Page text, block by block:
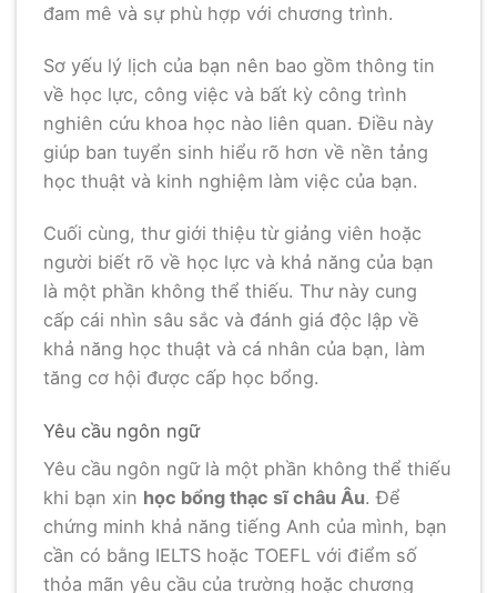
đam mê và sự phù hợp với chương trình.
Sơ yếu lý lịch của bạn nên bao gồm thông tin
về học lực, công việc và bất kỳ công trình
nghiên cứu khoa học nào liên quan. Điều này
giúp ban tuyển sinh hiểu rõ hơn về nền tảng
học thuật và kinh nghiệm làm việc của bạn.
Cuối cùng, thư giới thiệu từ giảng viên hoặc
người biết rõ về học lực và khả năng của bạn
là một phần không thể thiếu. Thư này cung
cấp cái nhìn sâu sắc và đánh giá độc lập về
khả năng học thuật và cá nhân của bạn, làm
tăng cơ hội được cấp học bổng.
Yêu cầu ngôn ngữ
Yêu cầu ngôn ngữ là một phần không thể thiếu
khi bạn xin học bổng thạc sĩ châu Âu. Để
chứng minh khả năng tiếng Anh của mình, bạn
cần có bằng IELTS hoặc TOEFL với điểm số
thỏa mãn yêu cầu của trường hoặc chương